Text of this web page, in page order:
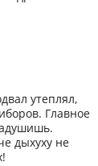
утеплял,
Главное
дыхуху не